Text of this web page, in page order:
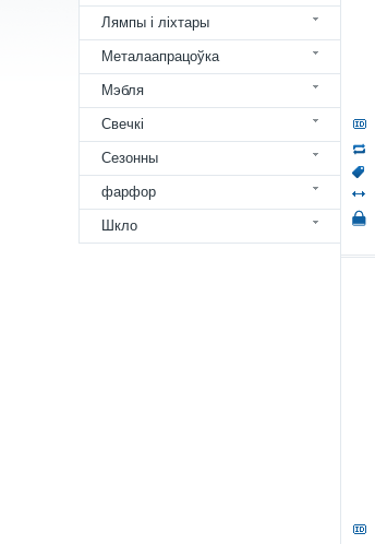
Лямпы і ліхтары
Металаапрацоўка
Мэбля
Свечкі
Сезонны
фарфор
Шкло